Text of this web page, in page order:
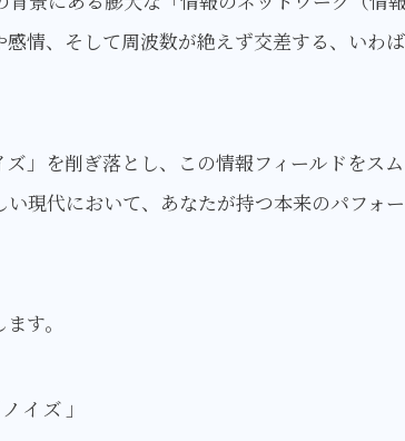
情、そして周波数が絶えず交差する、いわば
」を削ぎ落とし、この情報フィールドをスム
現代において、あなたが持つ本来のパフォー
す。
イズ」